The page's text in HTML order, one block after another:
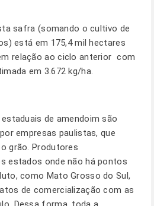
safra (somando o cultivo de
está em 175,4 mil hectares 
relação ao ciclo anterior  com
em 3.672 kg/ha.
de amendoim são
empresas paulistas, que
grão. Produtores
estados onde não há pontos
como Mato Grosso do Sul,
de comercialização com as